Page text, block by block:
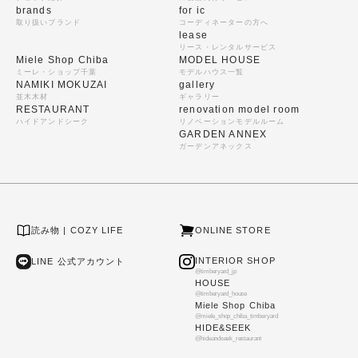
brands
取り扱いブランド
for ic
コーディネーターの方へ
lease
リース・レンタルサービス
Miele Shop Chiba
ミーレ・ショップ千葉
NAMIKI MOKUZAI
並木木材
RESTAURANT
ハイドアンドシーク
MODEL HOUSE
モデルハウス一覧
gallery
ギャラリー
renovation model room
リノベーションモデルルーム
GARDEN ANNEX
ガーデンアネックス
読み物 | COZY LIFE ONLINE STORE
LINE 公式アカウント INTERIOR SHOP
@timberyard_jp
HOUSE
@timberyard_house
Miele Shop Chiba
@miele_shop_chiba_timberyard
HIDE&SEEK
@hideandseek_restaurant